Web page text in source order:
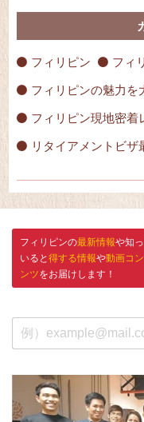
フィリピン フィ
フィリピンの魅力を
フィリピン現地密着
リタイアメントビザ
フィリピンの最新情報や知
いると 得する情報や動画コ
ンツをお届けします！